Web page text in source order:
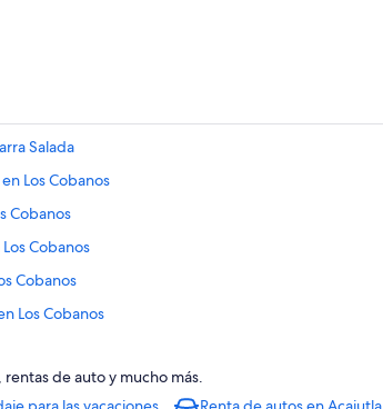
Salada
Los Cobanos
Cobanos
Cobanos
Cobanos
Los Cobanos
de auto y mucho más.